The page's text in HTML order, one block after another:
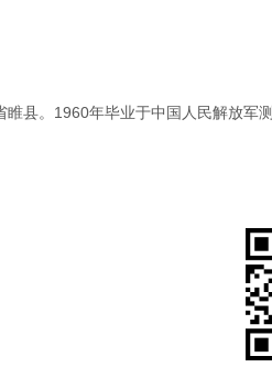
县。1960年毕业于中国人民解放军测